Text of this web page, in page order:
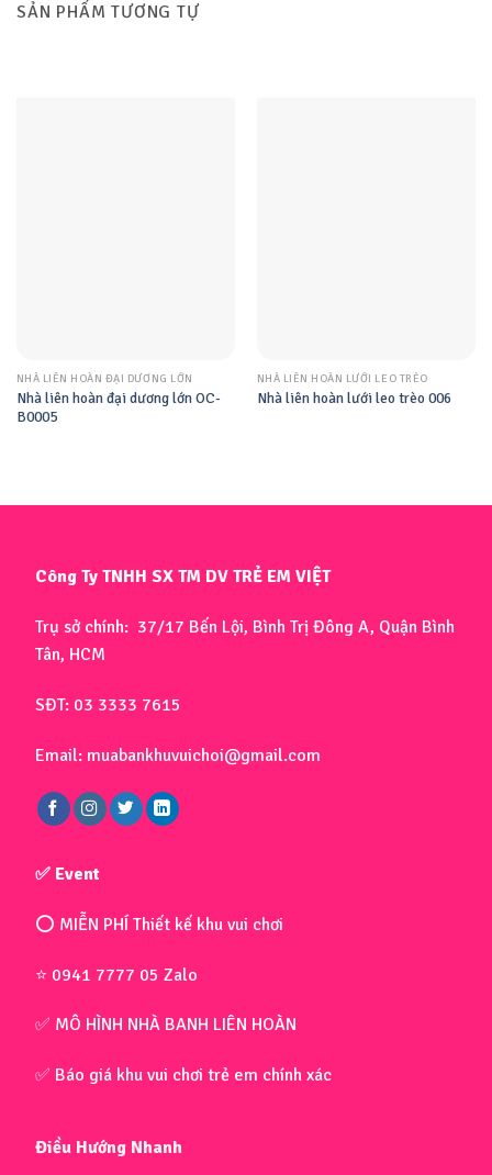
SẢN PHẨM TƯƠNG TỰ
NHÀ LIÊN HOÀN ĐẠI DƯƠNG LỚN
Nhà liên hoàn đại dương lớn OC-
B0005
NHÀ LIÊN HOÀN LƯỚI LEO TRÈO
Nhà liên hoàn lưới leo trèo 006
Công Ty TNHH SX TM DV TRẺ EM VIỆT
Trụ sở chính: 37/17 Bến Lội, Bình Trị Đông A, Quận Bình
Tân, HCM
SĐT: 03 3333 7615
Email: muabankhuvuichoi@gmail.com
✅ Event
⭕ MIỄN PHÍ Thiết kế khu vui chơi
⭐ 0941 7777 05 Zalo
✅ MÔ HÌNH NHÀ BANH LIÊN HOÀN
✅ Báo giá khu vui chơi trẻ em chính xác
Điều Hướng Nhanh